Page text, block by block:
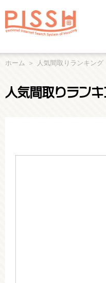
ホーム 人気間取りランキング
人気間取りランキ